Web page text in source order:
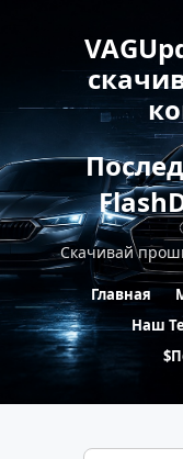
Скачивай
Главная
Наш